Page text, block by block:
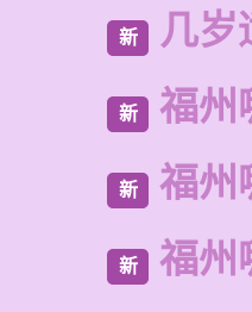
新 几岁
新 福州
新 福州
新 福州